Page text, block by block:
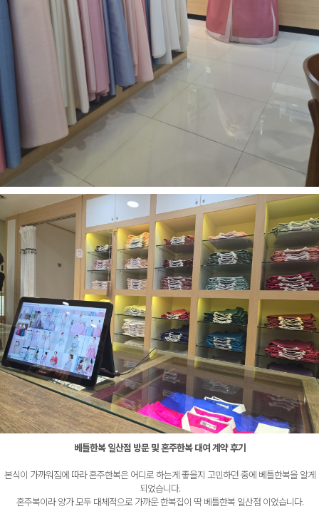
베틀한복 일산점 방문 및 혼주한복 대여 계약 후기
본식이 가까워짐에 따라 혼주한복은 어디로 하는게 좋을지 고민하던 중에 베틀한복을 알게
되었습니다.
혼주복이라 양가 모두 대체적으로 가까운 한복집이 딱 베틀한복 일산점 이었습니다.